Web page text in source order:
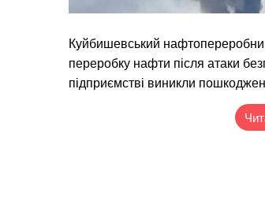
Куйбишевський
переробку нафти після атаки
підприємстві виникли